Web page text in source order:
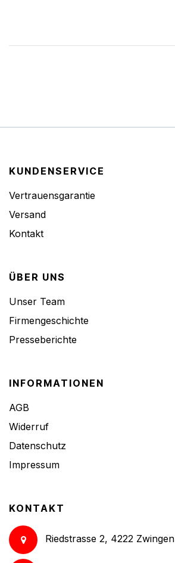
KUNDENSERVICE
Vertrauensgarantie
Versand
Kontakt
ÜBER UNS
Unser Team
Firmengeschichte
Presseberichte
INFORMATIONEN
AGB
Widerruf
Datenschutz
Impressum
KONTAKT
Riedstrasse 2, 4222 Zwingen